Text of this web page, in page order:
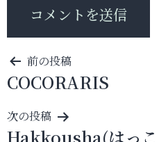
投
稿
ナ
ビ
前の投稿
COCORARIS
次の投稿
Hakkousha(はっこ